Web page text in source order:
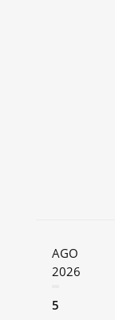
AGO
2026
5